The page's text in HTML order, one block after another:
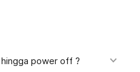
power off ?